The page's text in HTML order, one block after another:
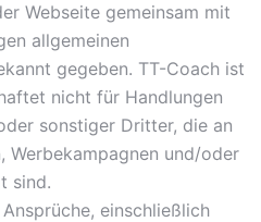
Webseite gemeinsam mit
allgemeinen
gegeben. TT-Coach ist
nicht für Handlungen
sonstiger Dritter, die an
Werbekampagnen und/oder
sind.
einschließlich